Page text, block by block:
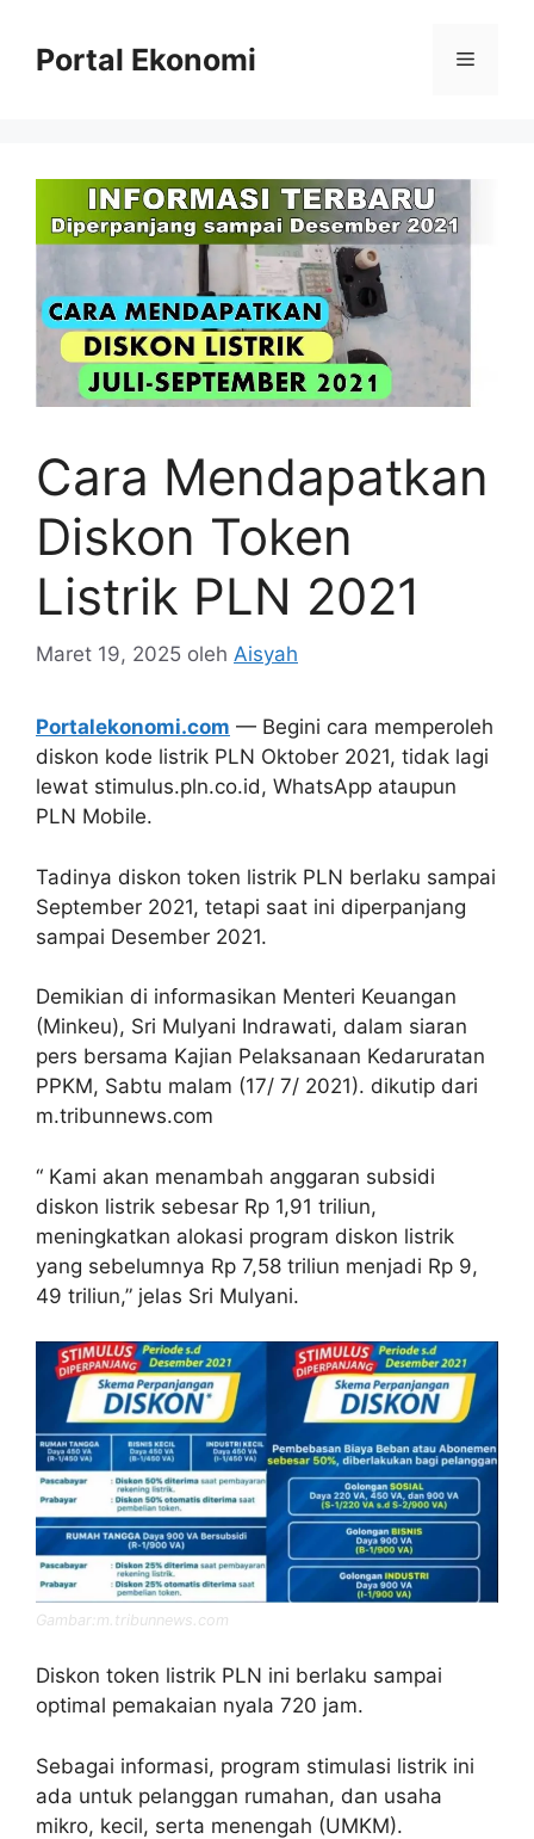
Portal Ekonomi Menu
Cara Mendapatkan
Diskon Token
Listrik PLN 2021
Maret 19, 2025 oleh Aisyah
Portalekonomi.com — Begini cara memperoleh
diskon kode listrik PLN Oktober 2021, tidak lagi
lewat stimulus.pln.co.id, WhatsApp ataupun
PLN Mobile.
Tadinya diskon token listrik PLN berlaku sampai
September 2021, tetapi saat ini diperpanjang
sampai Desember 2021.
Demikian di informasikan Menteri Keuangan
(Minkeu), Sri Mulyani Indrawati, dalam siaran
pers bersama Kajian Pelaksanaan Kedaruratan
PPKM, Sabtu malam (17/ 7/ 2021). dikutip dari
m.tribunnews.com
“ Kami akan menambah anggaran subsidi
diskon listrik sebesar Rp 1,91 triliun,
meningkatkan alokasi program diskon listrik
yang sebelumnya Rp 7,58 triliun menjadi Rp 9,
49 triliun,” jelas Sri Mulyani.
Gambar:m.tribunnews.com
Diskon token listrik PLN ini berlaku sampai
optimal pemakaian nyala 720 jam.
Sebagai informasi, program stimulasi listrik ini
ada untuk pelanggan rumahan, dan usaha
mikro, kecil, serta menengah (UMKM).